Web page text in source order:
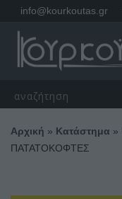
info@kourkoutas.gr
Αρχική » Κατάστημα »
ΠΑΤΑΤΟΚΟΦΤΕΣ